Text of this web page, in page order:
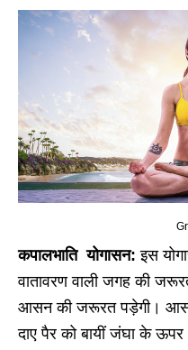
कपालभाति योगासन: इस
वातावरण वाली जगह की
आसन की जरूरत पड़ेगी।
दाए पैर को बायीं जंघा के